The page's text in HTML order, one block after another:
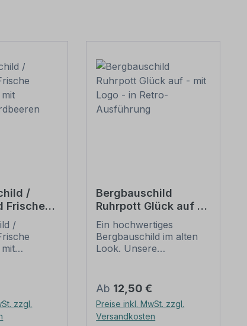
/
Frische
mit
/
für den
im
auf dem
zzgl.
Bergbauschild
Ruhrpott Glück auf -
mit Logo - in Retro-
Ausführung
Ein hochwertiges
Bergbauschild im alten
Look. Unsere
nachempfunden, die
zum Teil aus Holz
bestanden, mit
handgemalten Inhalten.
Regulärer Preis:
Ab 12,50 €
Preise inkl. MwSt. zzgl.
Versandkosten